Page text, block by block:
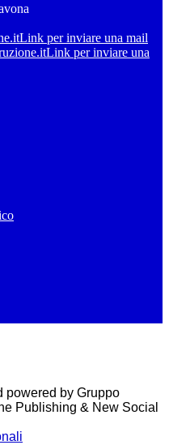
Link per inviare una mail
Link per inviare una
powered by Gruppo
Publishing & New Social